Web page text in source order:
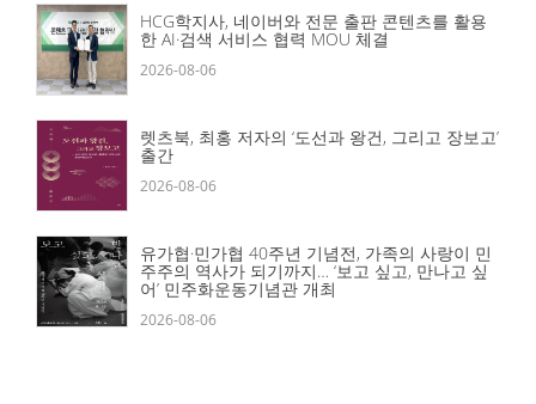
HCG학지사, 네이버와 전문 출판 콘텐츠를 활용
한 AI·검색 서비스 협력 MOU 체결
2026-08-06
렛츠북, 최홍 저자의 ‘도선과 왕건, 그리고 장보고’
출간
2026-08-06
유가협·민가협 40주년 기념전, 가족의 사랑이 민
주주의 역사가 되기까지… ‘보고 싶고, 만나고 싶
어’ 민주화운동기념관 개최
2026-08-06